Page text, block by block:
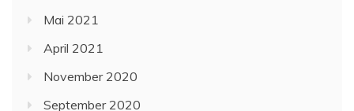
Mai 2021
April 2021
November 2020
September 2020